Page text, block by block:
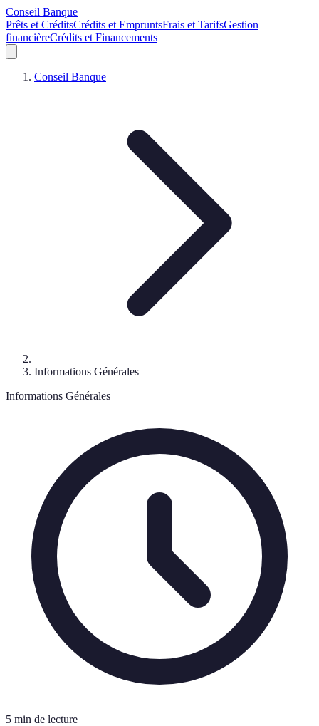
Conseil Banque
Prêts et CréditsCrédits et EmpruntsFrais et TarifsGestion
financièreCrédits et Financements
Conseil Banque
Informations Générales
Informations Générales
5 min de lecture